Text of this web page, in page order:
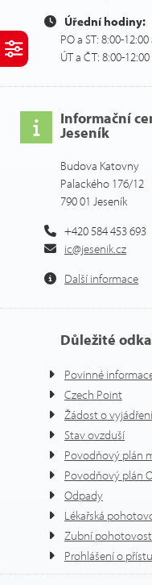
Úřední hodiny:
PO a ST: 8:00-
ÚT a ČT: 8:00-
Informační
Jeseník
Budova Katovny
Palackého 176/12
790 01 Jeseník
+420 584 453 693
ic@jesenik.cz
Další informace
Důležité
Povinné
Czech Point
Žádost o
Stav ovzduší
Povodňový plán
Povodňový plán
Odpady
Lékařská
Zubní pohotovost
Prohlášení o